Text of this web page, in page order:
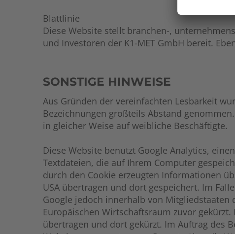
Blattlinie
Diese Website stellt branchen-,
und Investoren der K1-MET GmbH bereit.
SONSTIGE HINWEISE
Aus Gründen der vereinfachten Lesbarkeit
Bezeichnungen großteils Abstand
in gleicher Weise auf weibliche Beschäftigte.
Diese Website benutzt Google Analytics,
Textdateien, die auf Ihrem Computer
durch den Cookie erzeugten Informationen
USA übertragen und dort gespeichert. Im
Google jedoch innerhalb von Mitgliedstaaten
Europäischen Wirtschaftsraum zuvor
übertragen und dort gekürzt. Im Auftrag des